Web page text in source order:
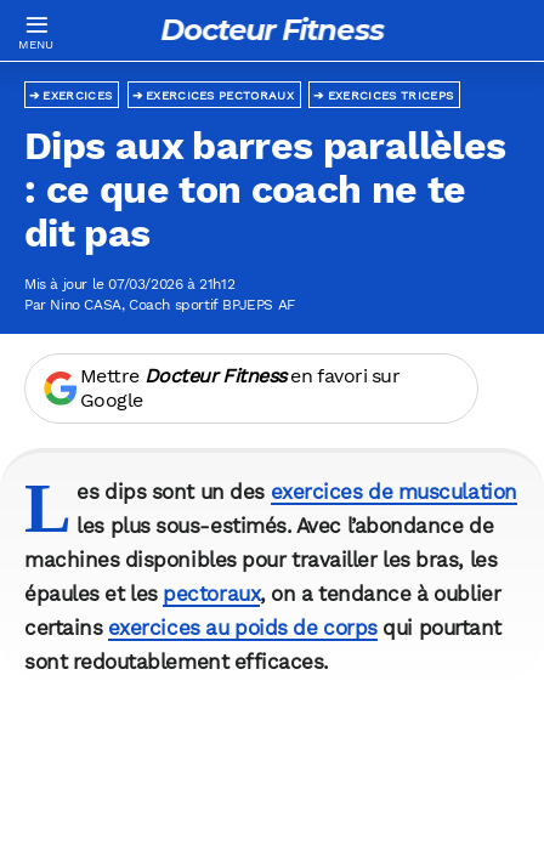
Docteur Fitness
EXERCICES TRICEPS
EXERCICES EXERCICES PECTORAUX
Dips aux barres parallèles
: ce que ton coach ne te
dit pas
Mis à jour le 07/03/2026 à 21h12
Par Nino CASA, Coach sportif BPJEPS AF
Mettre Docteur Fitnessen favori sur
Google
L es dips sont un des exercices de musculation
les plus sous-estimés. Avec l’abondance de
machines disponibles pour travailler les bras, les
épaules et les pectoraux, on a tendance à oublier
certains exercices au poids de corpsqui pourtant
sont redoutablement efficaces.